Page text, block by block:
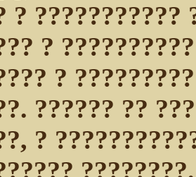
? ???????????
?
?
?????? ??
?